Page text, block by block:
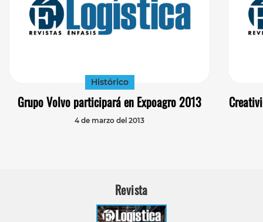
Histórico
Grupo Volvo participará en Expoagro 2013
4 de marzo del 2013
Revista